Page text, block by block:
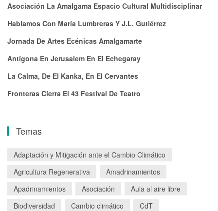
Asociación La Amalgama Espacio Cultural Multidisciplinar
Hablamos Con María Lumbreras Y J.L. Gutiérrez
Jornada De Artes Ecénicas Amalgamarte
Antígona En Jerusalem En El Echegaray
La Calma, De El Kanka, En El Cervantes
Fronteras Cierra El 43 Festival De Teatro
Temas
Adaptación y Mitigación ante el Cambio Climático
Agricultura Regenerativa
Amadrinamientos
Apadrinamientos
Asociación
Aula al aire libre
Biodiversidad
Cambio climático
CdT